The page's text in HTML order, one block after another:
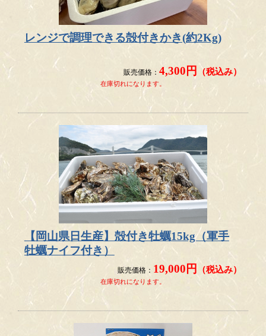
レンジで調理できる殻付きかき(約2Kg)
販売価格：4,300円 （税込み）
在庫切れになります。
【岡山県日生産】殻付き牡蠣15kg（軍手
牡蠣ナイフ付き）
販売価格： 19,000円 （税込み）
在庫切れになります。